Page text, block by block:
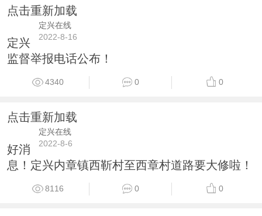
点击重新加载
定兴在线
2022-8-16
定兴
监督举报电话公布！
4340 0 0
点击重新加载
定兴在线
2022-8-6
好消
息！定兴内章镇西靳村至西章村道路要大修啦！
8116 0 0